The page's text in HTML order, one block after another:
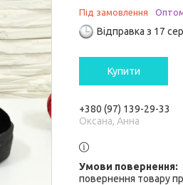
Під замовлення Оптом
Відправка з 17
Купити
+380 (97) 139-29-33
Оксана, Анна
повернення товару